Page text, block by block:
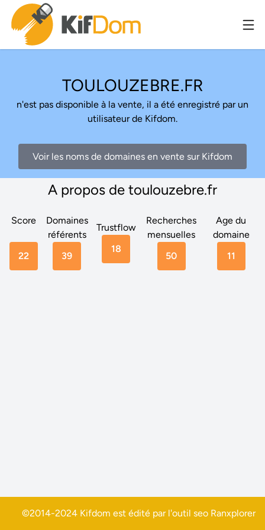
TOULOUZEBRE.FR
n'est pas disponible à la vente, il a été enregistré par un
utilisateur de Kifdom.
Voir les noms de domaines en vente sur Kifdom
A propos de toulouzebre.fr
Score
22
Domaines
référents
39
Trustflow
18
Recherches
mensuelles
50
Age du
domaine
11
©2014-2024 Kifdom est édité par l'outil seo Ranxplorer